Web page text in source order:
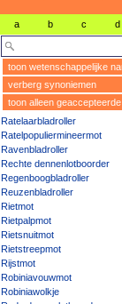
a b c d
toon wetenschappelijke
verberg synoniemen
toon alleen
Ratelaarbladroller
Ratelpopuliermineermot
Ravenbladroller
Rechte dennenlotboorder
Regenboogbladroller
Reuzenbladroller
Rietmot
Rietpalpmot
Rietsnuitmot
Rietstreepmot
Rijstmot
Robiniavouwmot
Robiniawolkje